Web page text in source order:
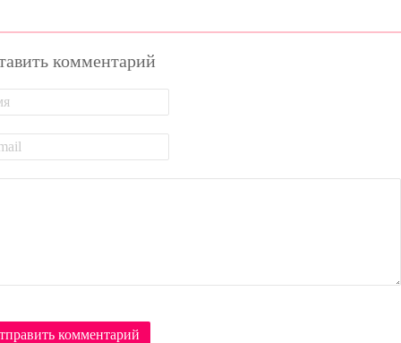
комментарий
комментарий